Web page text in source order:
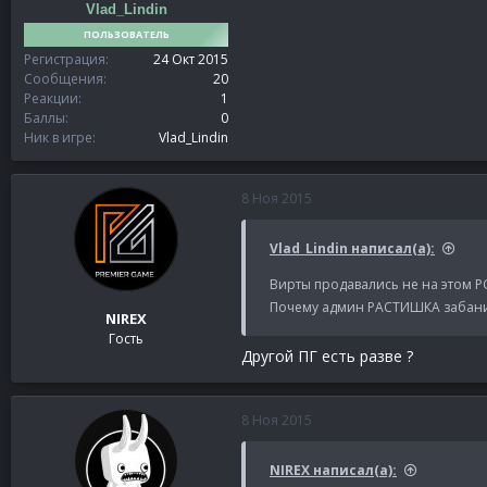
Vlad_Lindin
ПОЛЬЗОВАТЕЛЬ
Регистрация
24 Окт 2015
Сообщения
20
Реакции
1
Баллы
0
Ник в игре
Vlad_Lindin
NIREX
Гость
8 Ноя 2015
Vlad_Lindin написал(а):
Вирты продавались не на этом
Почему админ РАСТИШКА
Другой ПГ есть разве ?
8 Ноя 2015
NIREX написал(а):